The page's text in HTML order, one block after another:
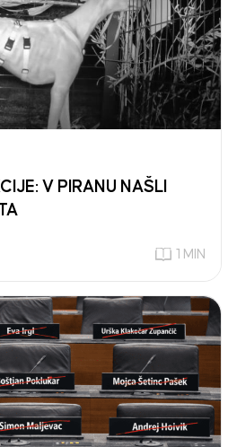
V PIRANU NAŠLI
1 MIN